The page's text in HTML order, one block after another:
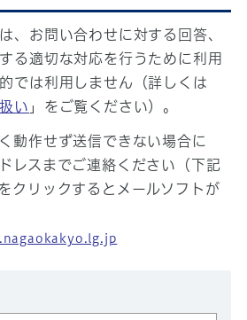
、お問い合わせに対する回答、
る適切な対応を行うために利用
では利用しません（詳しくは
い 」をご覧ください）。
動作せず送信できない場合に
レスまでご連絡ください（下記
クリックするとメールソフトが